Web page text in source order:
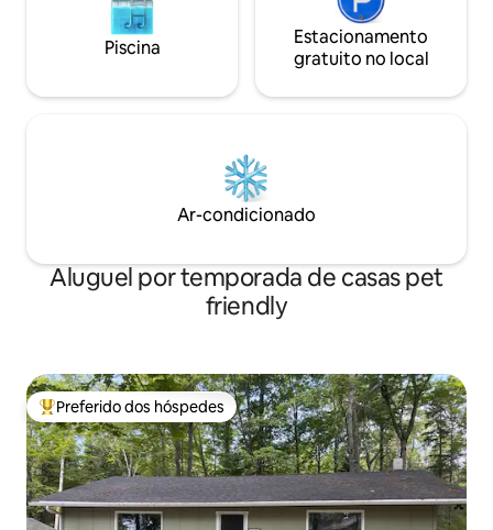
Piscina
Estacionamento
gratuito no local
Ar-condicionado
Aluguel por temporada de casas pet
friendly
Entre os melhores preferidos dos hóspedes
Preferido dos hóspedes